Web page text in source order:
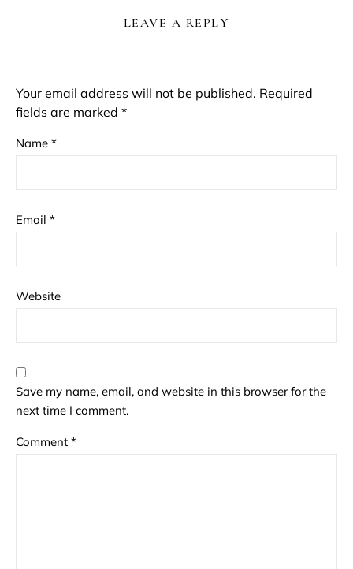
LEAVE A REPLY
Your email address will not be published. Required
fields are marked *
Name *
Email *
Website
Save my name, email, and website in this browser for the
next time I comment.
Comment *